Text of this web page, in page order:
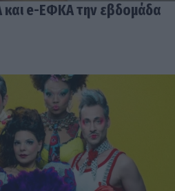
e-ΕΦΚΑ την εβδομάδα